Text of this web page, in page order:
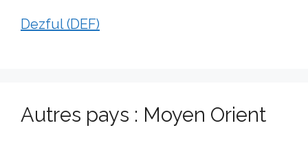
Dezful (DEF)
Autres pays : Moyen Orient